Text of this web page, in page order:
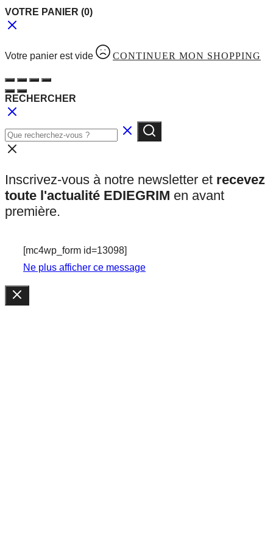
VOTRE PANIER (0)
Votre panier est vide CONTINUER MON SHOPPING
RECHERCHER
Inscrivez-vous à notre newsletter et recevez
toute l'actualité EDIEGRIM en avant
première.
[mc4wp_form id=13098]
Ne plus afficher ce message